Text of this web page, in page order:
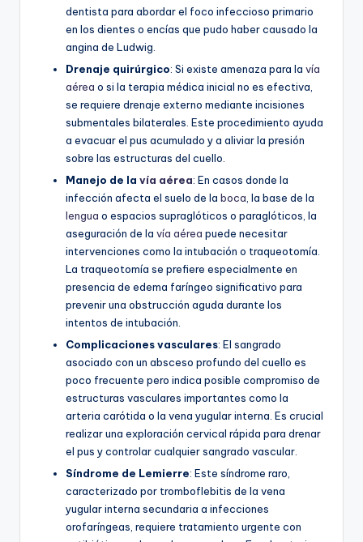
dentista para abordar el foco infeccioso primario
en los dientes o encías que pudo haber causado la
angina de Ludwig.
Drenaje quirúrgico: Si existe amenaza para la vía
aérea o si la terapia médica inicial no es efectiva,
se requiere drenaje externo mediante incisiones
submentales bilaterales. Este procedimiento ayuda
a evacuar el pus acumulado y a aliviar la presión
sobre las estructuras del cuello.
Manejo de la vía aérea: En casos donde la
infección afecta el suelo de la boca , la base de la
lengua o espacios supraglóticos o paraglóticos, la
aseguración de la vía aérea puede necesitar
intervenciones como la intubación o traqueotomía.
La traqueotomía se prefiere especialmente en
presencia de edema faríngeo significativo para
prevenir una obstrucción aguda durante los
intentos de intubación.
Complicaciones vasculares: El sangrado
asociado con un absceso profundo del cuello es
poco frecuente pero indica posible compromiso de
estructuras vasculares importantes como la
arteria carótida o la vena yugular interna. Es crucial
realizar una exploración cervical rápida para drenar
el pus y controlar cualquier sangrado vascular.
Síndrome de Lemierre: Este síndrome raro,
caracterizado por tromboflebitis de la vena
yugular interna secundaria a infecciones
orofaríngeas, requiere tratamiento urgente con